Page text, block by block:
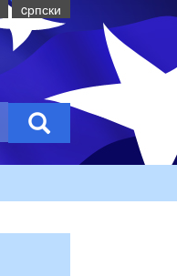
cрпски